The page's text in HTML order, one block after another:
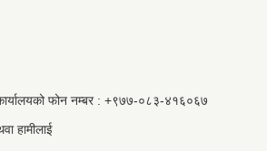
फोन नम्बर : +९७७-०८३‍-४१६०६७